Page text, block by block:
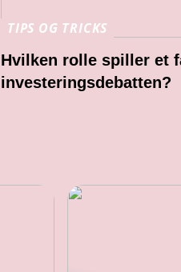
TIPS OG TRICKS
Hvilken rolle spiller et
investeringsdebatten?